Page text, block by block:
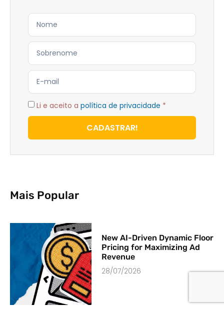
Li e aceito a política de privacidade *
CADASTRAR!
Mais Popular
New AI-Driven Dynamic Floor
Pricing for Maximizing Ad
Revenue
28/07/2026